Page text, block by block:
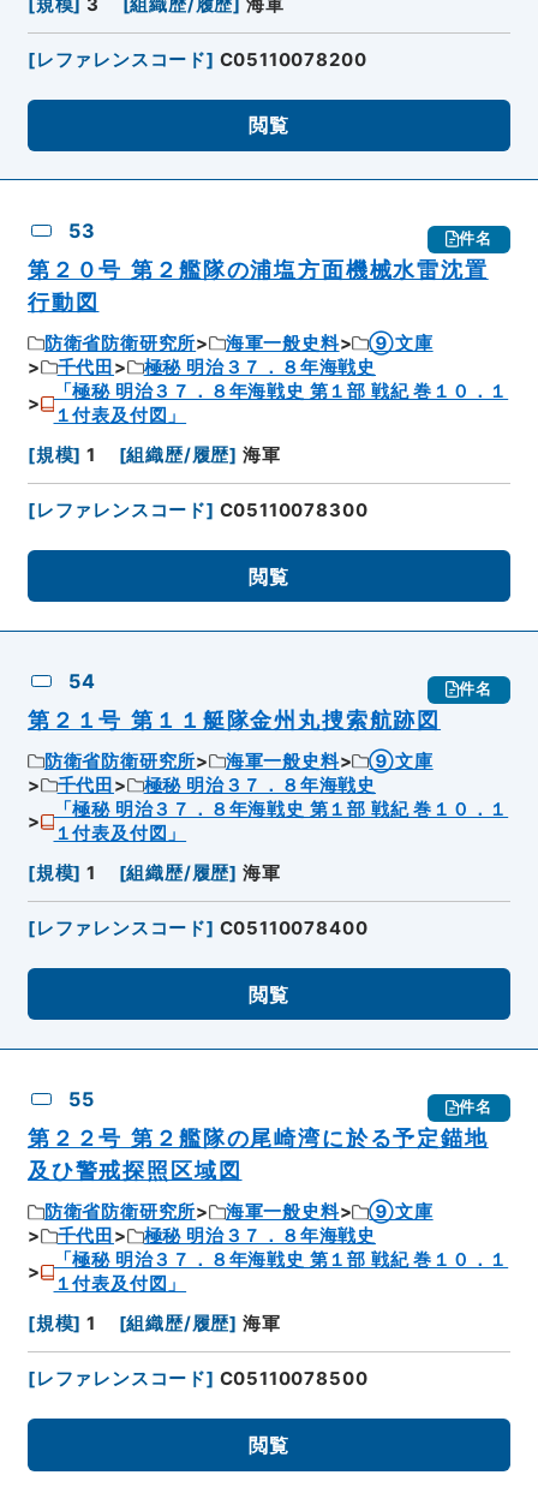
[レファレンスコード] C05110078200
閲覧
53 件名
第２０号 第２艦隊の浦塩方面機械水雷沈置
行動図
防衛省防衛研究所 海軍一般史料
⑨文庫
千代田
極秘 明治３７．８年海戦史
「極秘 明治３７．８年海戦史 第１部 戦紀 巻１０．１
１付表及付図」
[規模] 1 [組織歴/履歴] 海軍
[レファレンスコード] C05110078300
閲覧
54 件名
第２１号 第１１艇隊金州丸捜索航跡図
防衛省防衛研究所 海軍一般史料
⑨文庫
千代田
極秘 明治３７．８年海戦史
「極秘 明治３７．８年海戦史 第１部 戦紀 巻１０．１
１付表及付図」
[規模] 1 [組織歴/履歴] 海軍
[レファレンスコード] C05110078400
閲覧
55 件名
第２２号 第２艦隊の尾崎湾に於る予定錨地
及ひ警戒探照区域図
防衛省防衛研究所 海軍一般史料
⑨文庫
千代田
極秘 明治３７．８年海戦史
「極秘 明治３７．８年海戦史 第１部 戦紀 巻１０．１
１付表及付図」
[規模] 1 [組織歴/履歴] 海軍
[レファレンスコード] C05110078500
閲覧